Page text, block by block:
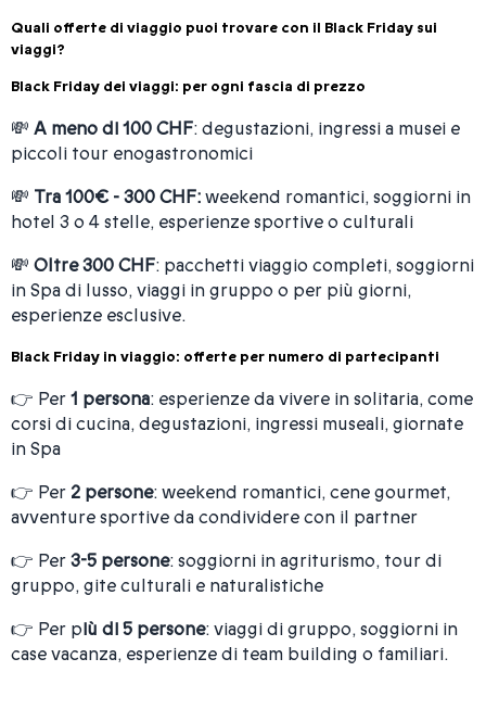
Quali offerte di viaggio puoi trovare con il Black Friday sui
viaggi?
Black Friday dei viaggi: per ogni fascia di prezzo
💸 A meno di 100 CHF: degustazioni, ingressi a musei e
piccoli tour enogastronomici
💸 Tra 100€ - 300 CHF:weekend romantici, soggiorni in
hotel 3 o 4 stelle, esperienze sportive o culturali
💸 Oltre 300 CHF: pacchetti viaggio completi, soggiorni
in Spa di lusso, viaggi in gruppo o per più giorni,
esperienze esclusive.
Black Friday in viaggio: offerte per numero di partecipanti
👉 Per1 persona: esperienze da vivere in solitaria, come
corsi di cucina, degustazioni, ingressi museali, giornate
in Spa
👉 Per 2 persone: weekend romantici, cene gourmet,
avventure sportive da condividere con il partner
👉 Per3-5 persone: soggiorni in agriturismo, tour di
gruppo, gite culturali e naturalistiche
👉 Per più di 5 persone: viaggi di gruppo, soggiorni in
case vacanza, esperienze di team building o familiari.